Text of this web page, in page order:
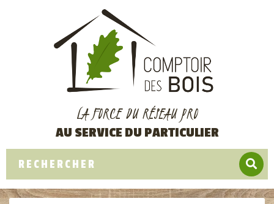
LA FORCE DU RÉSEAU PRO
AU SERVICE DU PARTICULIER